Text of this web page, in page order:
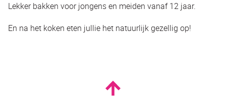
Lekker bakken voor jongens en meiden vanaf 12 jaar.
En na het koken eten jullie het natuurlijk gezellig op!